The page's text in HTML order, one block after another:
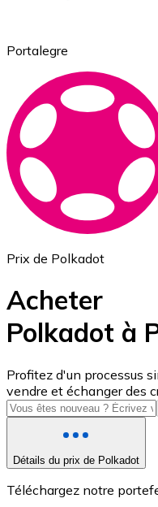
Ethereum
ETH
USD Coin
USDC
Portalegre
Prix de Polkadot
Acheter
Polkadot à
Profitez d'un processus
vendre et échanger des
Détails du prix de Polkadot
Téléchargez notre